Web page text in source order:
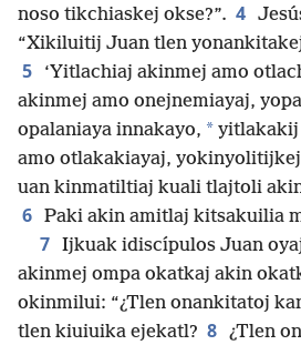
noso tikchiaskej okse?”. 4
“Xikiluitij Juan tlen
5
‘Yitlachiaj akinmej amo
akinmej amo onejnemiayaj,
opalaniaya innakayo, * yitlakakij
amo otlakakiayaj,
uan kinmatiltiaj kuali tlajtoli
6 Paki akin amitlaj kitsakuilia
7 Ijkuak idiscípulos Juan
akinmej ompa okatkaj akin
okinmilui: “¿Tlen onankitatoj
tlen kiuiuika ejekatl? 8 ¿Tlen